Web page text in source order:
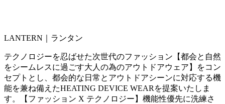
LANTERN｜ランタン
テクノロジーを忍ばせた次世代のファッション【都会と自然
をシームレスに過ごす大人の為のアウトドアウェア】をコン
セプトとし、都会的な日常とアウトドアシーンに対応する機
能を兼ね備えたHEATING DEVICE WEARを提案いたしま
す。【ファッション X テクノロジー】機能性優先に洗練さ